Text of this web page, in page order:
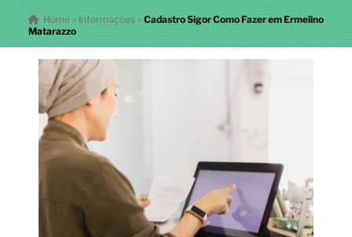
Home» Informações » Cadastro Sigor Como Fazer em Ermelino
Matarazzo